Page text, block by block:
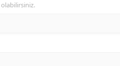
olabilirsiniz.